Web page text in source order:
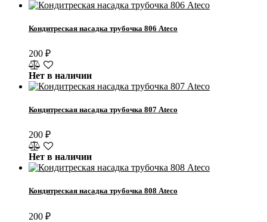
Кондитреская насадка трубочка 806 Ateco
200 ₽
Нет в наличии
Кондитреская насадка трубочка 807 Ateco
200 ₽
Нет в наличии
Кондитреская насадка трубочка 808 Ateco
200 ₽